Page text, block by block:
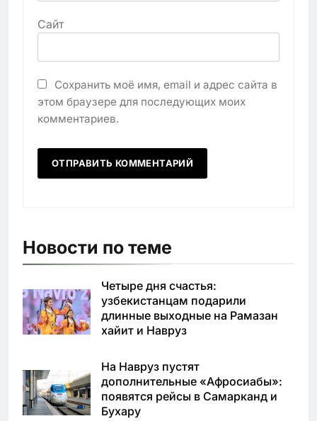
Сайт
Сохранить моё имя, email и адрес сайта в
этом браузере для последующих моих
комментариев.
Новости по теме
Четыре дня счастья:
узбекистанцам подарили
длинные выходные на Рамазан
хайит и Навруз
На Навруз пустят
дополнительные «Афросиабы»:
появятся рейсы в Самарканд и
Бухару